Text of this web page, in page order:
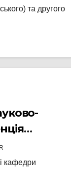
та другого
кафедри